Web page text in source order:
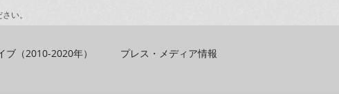
い。
（2010-2020年） プレス・メディア情報